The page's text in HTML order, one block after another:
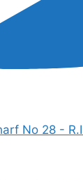
No 28 -